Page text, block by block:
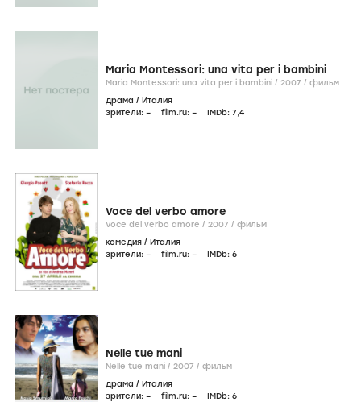
Maria Montessori: una vita per i bambini
Maria Montessori: una vita per i bambini / 2007 / фильм
драма / Италия
зрители: – film.ru: – IMDb: 7,4
Voce del verbo amore
Voce del verbo amore / 2007 / фильм
комедия / Италия
зрители: – film.ru: – IMDb: 6
Nelle tue mani
Nelle tue mani / 2007 / фильм
драма / Италия
зрители: – film.ru: – IMDb: 6